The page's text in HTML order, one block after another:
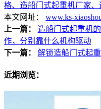
格、造船门式起重机厂家
本文网址： www.ks-
上一篇：
造船门式起重机
作，分别靠什么机构驱动
下一篇：
解锁造船门式起
近期浏览：